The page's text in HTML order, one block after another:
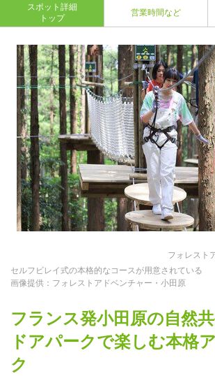
スポット詳細
トップ
営業時間など
フォレスト
セルフビレイ式の本格的なコースが用意されている
画像提供：フォレストアドベンチャー・小田原
フランス発小田原の自然
ドアパークで楽しむ本格
ク